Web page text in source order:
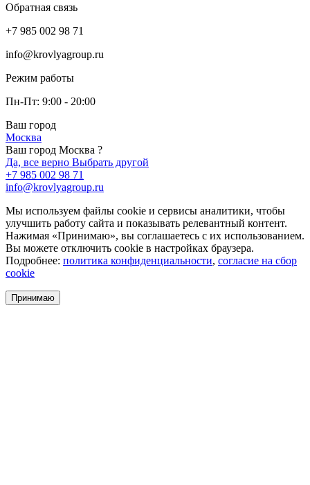
Обратная связь
+7 985 002 98 71
info@krovlyagroup.ru
Режим работы
Пн-Пт: 9:00 - 20:00
Ваш город
Москва
Ваш город Москва ?
Да, все верно Выбрать другой
+7 985 002 98 71
info@krovlyagroup.ru
Мы используем файлы cookie и сервисы аналитики, чтобы
улучшить работу сайта и показывать релевантный контент.
Нажимая «Принимаю», вы соглашаетесь с их использованием.
Вы можете отключить cookie в настройках браузера.
Подробнее: политика конфиденциальности, согласие на сбор
cookie
Принимаю